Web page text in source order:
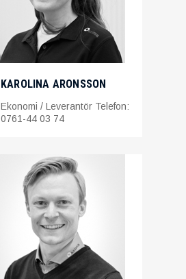
KAROLINA ARONSSON
Ekonomi / Leverantör Telefon:
0761-44 03 74